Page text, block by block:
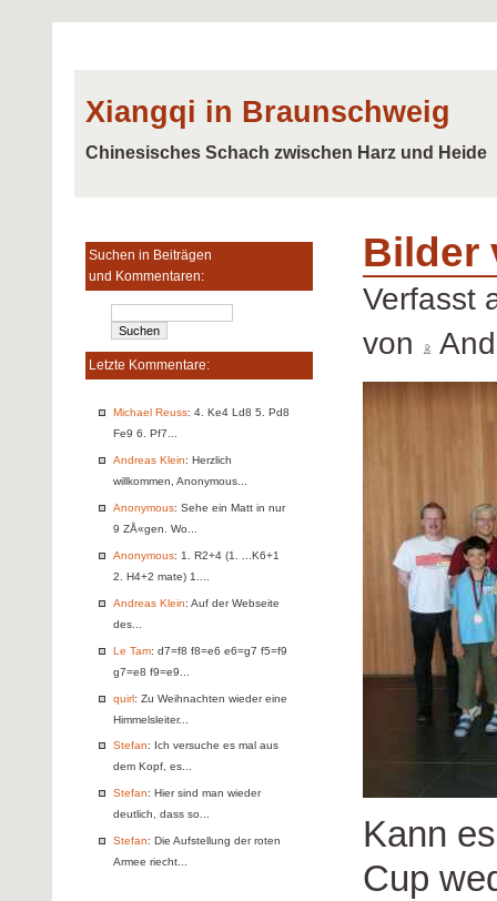
Xiangqi in Braunschweig
Chinesisches Schach zwischen Harz und Heide
Suchen in Beiträgen
und Kommentaren:
Letzte Kommentare:
Michael Reuss: 4. Ke4 Ld8 5. Pd8
Fe9 6. Pf7...
Andreas Klein: Herzlich
willkommen, Anonymous...
Anonymous: Sehe ein Matt in nur
9 ZÅ«gen. Wo...
Anonymous: 1. R2+4 (1. ...K6+1
2. H4+2 mate) 1....
Andreas Klein: Auf der Webseite
des...
Le Tam: d7=f8 f8=e6 e6=g7 f5=f9
g7=e8 f9=e9...
quirl: Zu Weihnachten wieder eine
Himmelsleiter...
Stefan: Ich versuche es mal aus
dem Kopf, es...
Stefan: Hier sind man wieder
deutlich, dass so...
Stefan: Die Aufstellung der roten
Armee riecht...
Bilder
Verfasst
von
Kann
Cup